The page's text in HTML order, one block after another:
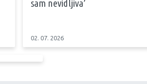
sam nevidljiva’
02. 07. 2026